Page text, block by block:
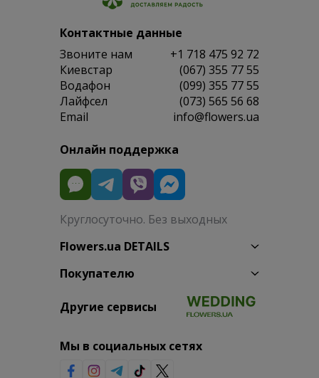
Контактные данные
Звоните нам
+1 718 475 92 72
Киевстар
(067) 355 77 55
Водафон
(099) 355 77 55
Лайфсел
(073) 565 56 68
Email
info@flowers.ua
Онлайн поддержка
Круглосуточно. Без выходных
Flowers.ua DETAILS
Покупателю
Другие сервисы
Мы в социальных сетях